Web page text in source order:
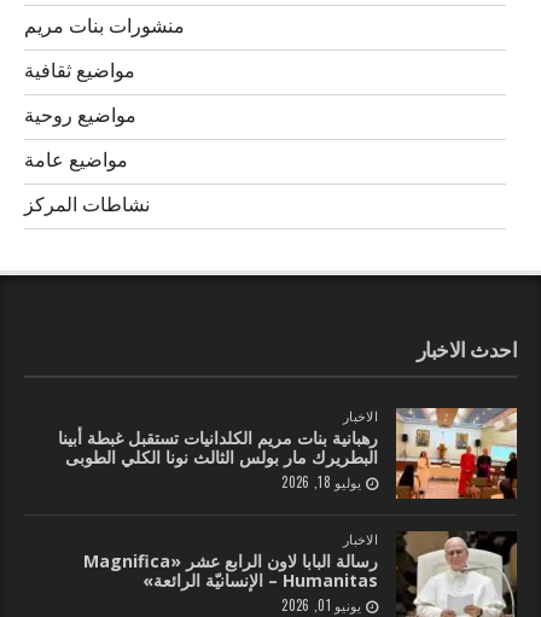
منشورات بنات مريم
مواضيع ثقافية
مواضيع روحية
مواضيع عامة
نشاطات المركز
احدث الاخبار
الاخبار
رهبانية بنات مريم الكلدانيات تستقبل غبطة أبينا
البطريرك مار بولس الثالث نونا الكلي الطوبى
يوليو 18, 2026
الاخبار
رسالة البابا لاون الرابع عشر «Magnifica
Humanitas – الإنسانيّة الرائعة»
يونيو 01, 2026